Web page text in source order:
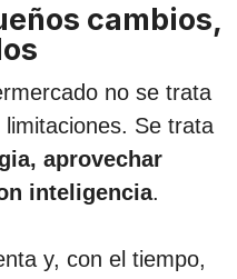
cambios,
no se trata
Se trata
aprovechar
inteligencia.
y, con el tiempo,